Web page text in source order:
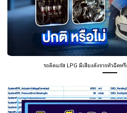
รถติดแก๊ส LPG มีเสียงดังจากหัวฉีดห